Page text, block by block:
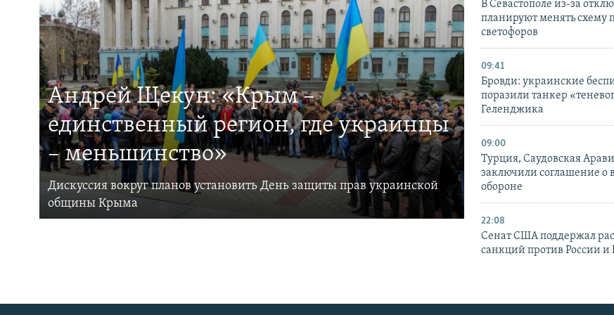
Андрей Щекун: «Крым –
единственный регион, где украинцы
– меньшинство»
Дискуссия вокруг планов установить День защиты прав украинской
общины Крыма
В Севастополе из-за
планируют менять схему
светофоров
09:41
Бровди: украинские
поразили танкер
Геленджика
09:00
Турция, Саудовская
заключили соглашение о
обороне
22:08
Сенат США поддержал
санкций против России и